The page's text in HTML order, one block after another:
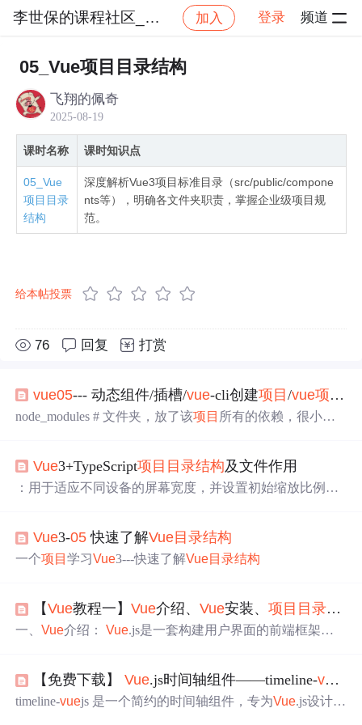
李世保的课程社区_NO_1 加入 登录 频道
社区 李世保的课程社区_NO_1
05_Vue项目目录结构
飞翔的佩奇
2025-08-19
课时名称 课时知识点
05_Vue
项目目录
结构
深度解析Vue3项目标准目录（src/public/compone
nts等），明确各文件夹职责，掌握企业级项目规
范。
给本帖投票
76 回复 打赏
vue05--- 动态组件/插槽/vue-cli创建项目/vue项目
node_modules # 文件夹，放了该项目 所有的依赖，很小很
装---》选择安装位置---》添加到环境变量(以后再任意位置
执行node或npm都会找到)2 npm 安装第三方模块，速度很
态资源，图片，js，css。
Vue3+TypeScript项目 目录结构及文件作用
：用于适应不同设备的屏幕宽度，并设置初始缩放比例，
t"]，指定要包含的 JavaScript 库，包括 DOM 操作和最新的
ES 特性。
Vue3-05 快速了解Vue目录结构
一个项目学习Vue3---快速了解Vue目录结构
【Vue教程一】Vue介绍、Vue安装、项目 目录介绍
一、Vue介绍：Vue.js是一套构建用户界面的前端框架，
定。 二、Vue安装： 方式1：下载js到本地，直接用<script
>引入，Vue会被注册为一个全局变量。 在官网（https://c
【免费下载】Vue.js时间轴组件——timeline-vue
timeline-vuejs 是一个简约的时间轴组件，专为Vue.js设计。